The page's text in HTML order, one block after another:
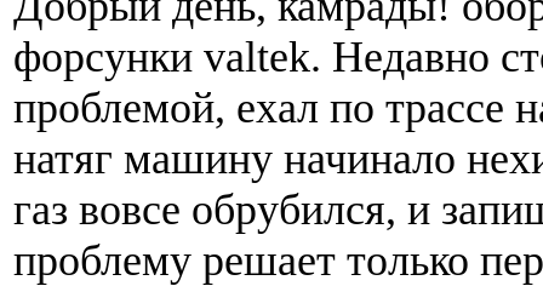
форсунки valtek. Недавно
проблемой, ехал по трассе
натяг машину начинало
газ вовсе обрубился, и
проблему решает только